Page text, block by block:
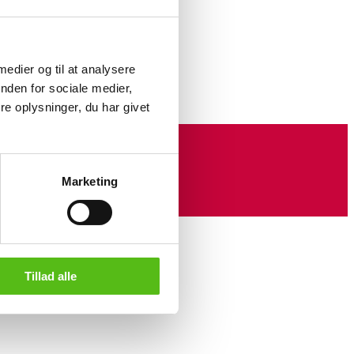
og til at analysere
for sociale medier,
oplysninger, du har givet
Marketing
Tillad alle